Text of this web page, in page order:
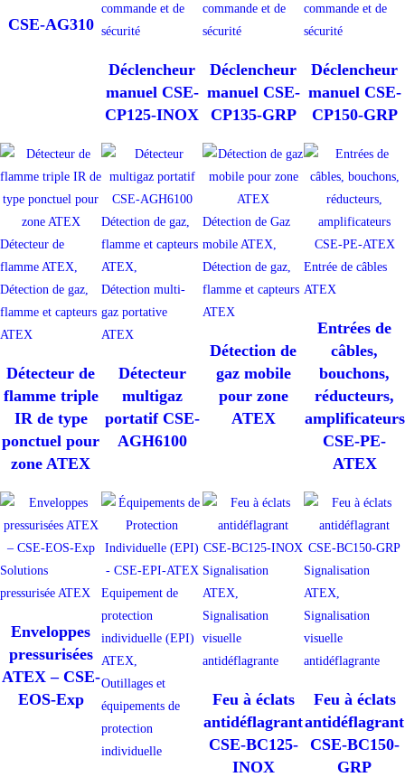
CSE-AG310
commande et de
sécurité
Déclencheur
manuel CSE-
CP125-INOX
commande et de
sécurité
Déclencheur
manuel CSE-
CP135-GRP
commande et de
sécurité
Déclencheur
manuel CSE-
CP150-GRP
Détecteur de
flamme ATEX,
Détection de gaz,
flamme et capteurs
ATEX
Détecteur de
flamme triple
IR de type
ponctuel pour
zone ATEX
Détection de gaz,
flamme et capteurs
ATEX,
Détection multi-
gaz portative
ATEX
Détecteur
multigaz
portatif CSE-
AGH6100
Détection de Gaz
mobile ATEX,
Détection de gaz,
flamme et capteurs
ATEX
Détection de
gaz mobile
pour zone
ATEX
Entrée de câbles
ATEX
Entrées de
câbles,
bouchons,
réducteurs,
amplificateurs
CSE-PE-
ATEX
Solutions
pressurisée ATEX
Enveloppes
pressurisées
ATEX – CSE-
EOS-Exp
Equipement de
protection
individuelle (EPI)
ATEX,
Outillages et
équipements de
protection
individuelle
Signalisation
ATEX,
Signalisation
visuelle
antidéflagrante
Feu à éclats
antidéflagrant
CSE-BC125-
INOX
Signalisation
ATEX,
Signalisation
visuelle
antidéflagrante
Feu à éclats
antidéflagrant
CSE-BC150-
GRP